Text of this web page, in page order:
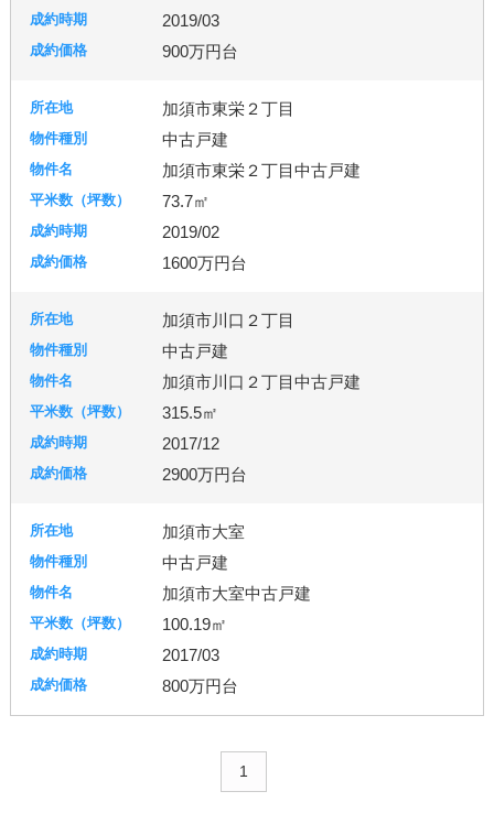
2019/03
900万円台
加須市東栄２丁目
中古戸建
加須市東栄２丁目中古戸建
73.7㎡
2019/02
1600万円台
加須市川口２丁目
中古戸建
加須市川口２丁目中古戸建
315.5㎡
2017/12
2900万円台
加須市大室
中古戸建
加須市大室中古戸建
100.19㎡
2017/03
800万円台
1